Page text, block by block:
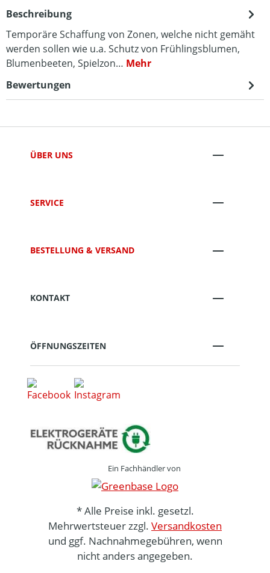
Beschreibung
Temporäre Schaffung von Zonen, welche nicht gemäht
werden sollen wie u.a. Schutz von Frühlingsblumen,
Blumenbeeten, Spielzon… Mehr
Bewertungen
ÜBER UNS
SERVICE
BESTELLUNG & VERSAND
KONTAKT
ÖFFNUNGSZEITEN
Ein Fachhändler von
* Alle Preise inkl. gesetzl.
Mehrwertsteuer zzgl. Versandkosten
und ggf. Nachnahmegebühren, wenn
nicht anders angegeben.